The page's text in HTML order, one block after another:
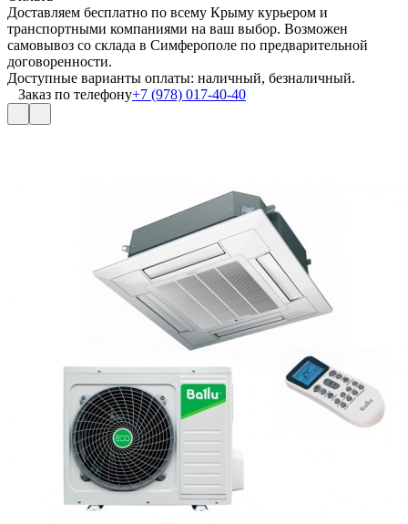
Доставляем бесплатно по всему Крыму курьером и
транспортными компаниями на ваш выбор. Возможен
самовывоз со склада в Симферополе по предварительной
договоренности.
Доступные варианты оплаты: наличный, безналичный.
Заказ по телефону+7 (978) 017-40-40